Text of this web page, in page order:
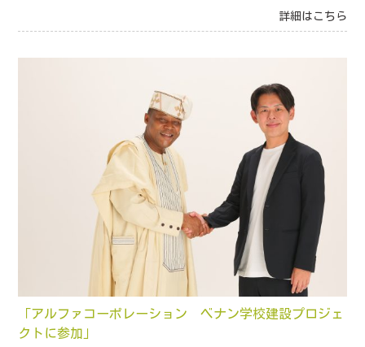
詳細はこちら
「アルファコーポレーション ベナン学校建設プロジェ
クトに参加」